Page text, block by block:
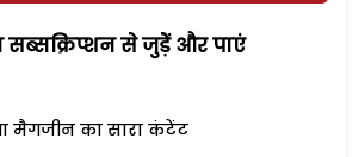
सब्सक्रिप्शन से जुड़ेें और पाएं
मैगजीन का सारा कंटेंट